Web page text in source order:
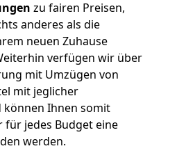
zu fairen Preisen,
anderes als die
neuen Zuhause
verfügen wir über
mit Umzügen von
mit jeglicher
Ihnen somit
jedes Budget eine
werden.